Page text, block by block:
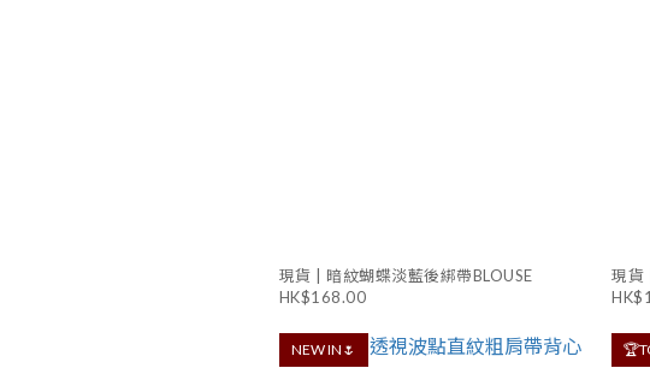
現貨 | 暗紋蝴蝶淡藍後綁帶BLOUSE
HK$168.00
現貨
NEW IN🌷